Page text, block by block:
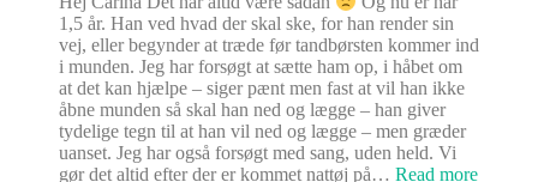
1,5 år. Han ved hvad der skal ske, for han render sin
vej, eller begynder at træde før tandbørsten kommer ind
i munden. Jeg har forsøgt at sætte ham op, i håbet om
at det kan hjælpe – siger pænt men fast at vil han ikke
åbne munden så skal han ned og lægge – han giver
tydelige tegn til at han vil ned og lægge – men græder
uanset. Jeg har også forsøgt med sang, uden held. Vi
gør det altid efter der er kommet nattøj på… Read more